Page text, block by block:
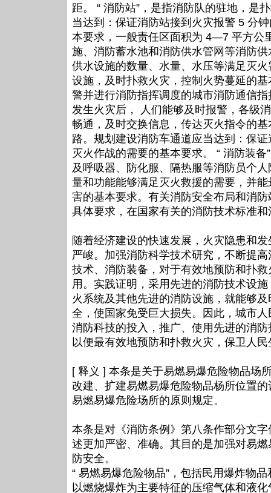
距。 “ 消防站”，是指消防队的驻地，是
当达到：保证消防站接到火灾报警 5 分
本要求，一般责任区面积为 4—7 平方公
施、消防蓄水池和消防供水管网等消防
供水设施的数量、水量、水压等满足灭
设施，及时扑救火灾，控制火势蔓延的
警并进行消防指挥调度的城市消防通信
发生火灾后， 人们能够及时报警，各级
畅通，及时交换信息，传达灭火指令的
路。规划建设消防车通道应当达到：保
灭火作战的需要的基本要求。 “ 消防装
及呼吸器、防化服、隔热服等消防员个
量和功能能够满足灭火救援的需要，并
害的基本要求。有关消防安全布局和消
具体要求，在国家有关的消防技术标准
随着经济建设的快速发展，火灾隐患和
严峻。加强消防科学技术研究，不断提
技术、消防装备，对于有效地预防和扑
用。实践证明，采用先进的消防技术设
火系统及其他先进的消防设施，就能够
全，使国家免受巨大损失。因此，城市
消防科技的投入，推广、使用先进的消
以便最有效地预防和扑救火灾，保卫人
[ 释义 ] 本条是关于易燃易爆危险物品场
改建、扩建易燃易爆危险物品杨所位置
易燃易爆危险场所的原则规定。
本条是对《消防条例》第八条作部分文
述更加严密、准确。其目的是加强对易
防安全。
“ 易燃易爆危险物品”，包括民用爆炸物
以燃烧爆炸为主要特征的压缩气体和液